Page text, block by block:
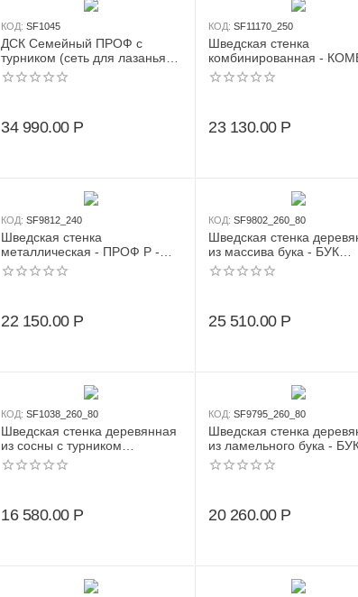
КОД: SF1045
ДСК Семейный ПРОФ с
турником (сеть для лазанья +
вер. лестница + канат +
кольца + груша бокс.)
34 990.00 Р
КОД: SF11170_250
Шведская стенка
комбинированная -
ТРДШС+2 (стенка +
рукоход из дерева с
23 130.00 Р
КОД: SF9812_240
Шведская стенка
металлическая - ПРОФ P -
ТСН Металл-ПВХ (стенка +
турник семейный навесной)
22 150.00 Р
КОД: SF9802_260_80
Шведская стенка
из массива бука - БУК
ПРЕМИУМ - СТ (стенка +
турник семейный
25 510.00 Р
КОД: SF1038_260_80
Шведская стенка деревянная
из сосны с турником
семейным - СОСНА - ДСК
(стенка + турник семейный
16 580.00 Р
КОД: SF9795_260_80
Шведская стенка
из ламельного бука -
СТАНДАРТ - СТ (стенка +
турник семейный
20 260.00 Р